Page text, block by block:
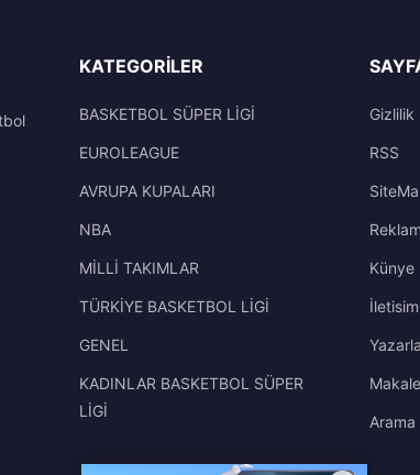
KATEGORILER
BASKETBOL SÜPER LİGİ
EUROLEAGUE
AVRUPA KUPALARI
NBA
MİLLİ TAKIMLAR
TÜRKİYE BASKETBOL LİGİ
GENEL
KADINLAR BASKETBOL SÜPER
LİGİ
Gizlilik
RSS
Reklam
Künye
İletisim
Arama